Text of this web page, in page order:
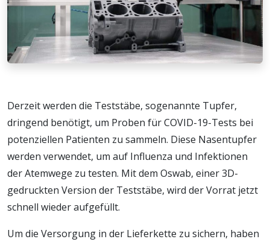
Derzeit werden die Teststäbe, sogenannte Tupfer,
dringend benötigt, um Proben für COVID-19-Tests bei
potenziellen Patienten zu sammeln. Diese Nasentupfer
werden verwendet, um auf Influenza und Infektionen
der Atemwege zu testen. Mit dem Oswab, einer 3D-
gedruckten Version der Teststäbe, wird der Vorrat jetzt
schnell wieder aufgefüllt.
Um die Versorgung in der Lieferkette zu sichern, haben